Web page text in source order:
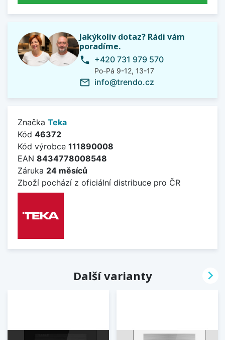
Jakýkoliv dotaz? Rádi vám
poradíme.
phone +420 731 979 570
Po-Pá 9-12, 13-17
mail_outline info@trendo.cz
Značka Teka
Kód 46372
Kód výrobce 111890008
EAN 8434778008548
Záruka 24 měsíců
Zboží pochází z oficiální distribuce pro ČR
Další varianty 